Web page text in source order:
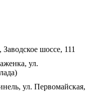
шоссе, 111
ул.
ул. Первомайская,